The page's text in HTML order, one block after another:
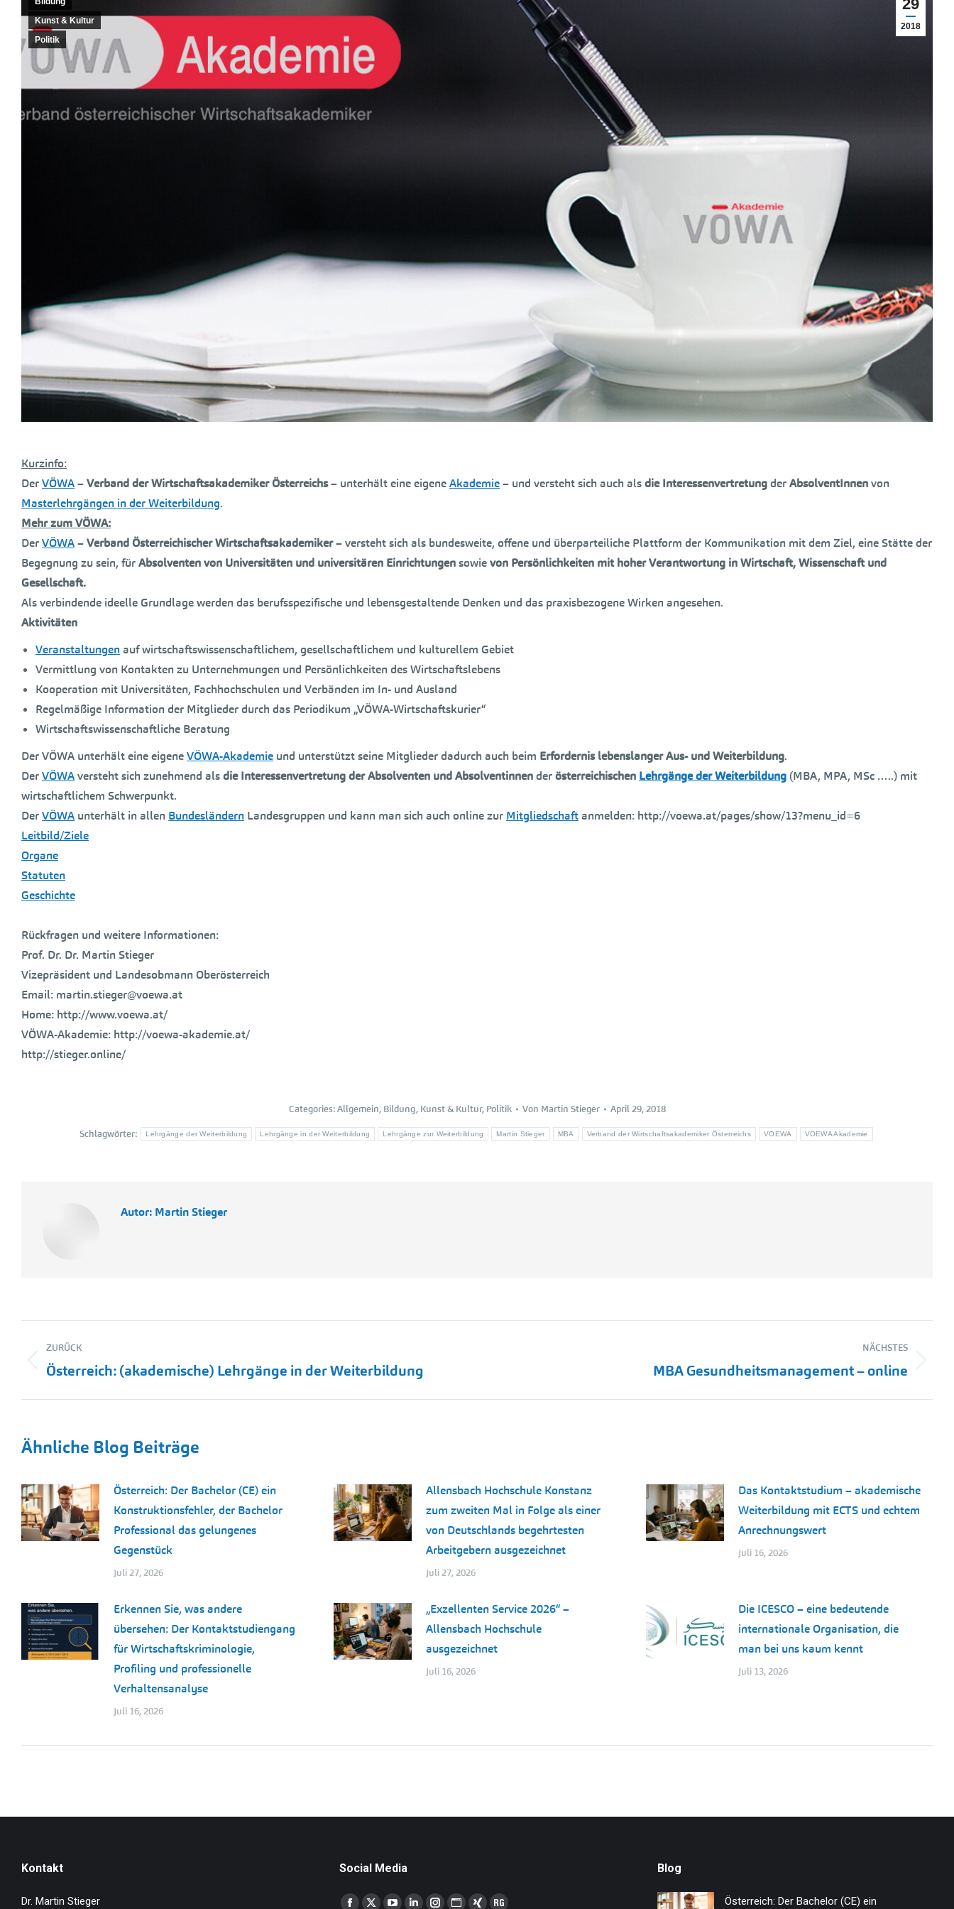
29
2018
Kunst & Kultur
Politik
Kurzinfo:
DerVÖWA–Verband der Wirtschaftsakademiker Österreichs– unterhält eine eigeneAkademie– und versteht sich auch alsdie InteressenvertretungderAbsolventInnenvon
Masterlehrgängen in der Weiterbildung.
Mehr zum VÖWA:
DerVÖWA–Verband Österreichischer Wirtschaftsakademiker– versteht sich als bundesweite, offene und überparteiliche Plattform der Kommunikation mit dem Ziel, eine Stätte der
Begegnung zu sein, fürAbsolventen von Universitäten und universitären Einrichtungensowievon Persönlichkeiten mit hoher Verantwortung in Wirtschaft, Wissenschaft und
Gesellschaft.
Als verbindende ideelle Grundlage werden das berufsspezifische und lebensgestaltende Denken und das praxisbezogene Wirken angesehen.
Aktivitäten
Veranstaltungenauf wirtschaftswissenschaftlichem, gesellschaftlichem und kulturellem Gebiet
Vermittlung von Kontakten zu Unternehmungen und Persönlichkeiten des Wirtschaftslebens
Kooperation mit Universitäten, Fachhochschulen und Verbänden im In- und Ausland
Regelmäßige Information der Mitglieder durch das Periodikum „VÖWA-Wirtschaftskurier“
Wirtschaftswissenschaftliche Beratung
Der VÖWA unterhält eine eigeneVÖWA-Akademie und unterstützt seine Mitglieder dadurch auch beim Erfordernis lebenslanger Aus- und Weiterbildung.
DerVÖWAversteht sich zunehmend alsdie Interessenvertretung der Absolventen und Absolventinnenderösterreichischen Lehrgänge der Weiterbildung (MBA, MPA, MSc …..) mit
wirtschaftlichem Schwerpunkt.
DerVÖWA unterhält in allen Bundesländern Landesgruppen und kann man sich auch online zur Mitgliedschaftanmelden: http://voewa.at/pages/show/13?menu_id=6
Leitbild/Ziele
Organe
Statuten
Geschichte
Rückfragen und weitere Informationen:
Prof. Dr. Dr. Martin Stieger
Vizepräsident und Landesobmann Oberösterreich
Email: martin.stieger@voewa.at
Home: http://www.voewa.at/
VÖWA-Akademie: http://voewa-akademie.at/
http://stieger.online/
Categories:Allgemein, Bildung, Kunst & Kultur, Politik Von Martin Stieger April 29, 2018
Schlagwörter: Lehrgänge der Weiterbildung Lehrgänge in der Weiterbildung Lehrgänge zur Weiterbildung Martin Stieger MBA Verband der Wirtschaftsakademiker Österreichs VOEWA VOEWA Akademie
Autor: Martin Stieger
Kommentarnavigation
ZURÜCK
Vorheriger
Österreich: (akademische) Lehrgänge in der Weiterbildung
NÄCHSTES
MBA Gesundheitsmanagement – online
Ähnliche Blog Beiträge
Österreich: Der Bachelor (CE) ein
Konstruktionsfehler, der Bachelor
Professional das gelungenes
Gegenstück
Juli 27, 2026
Allensbach Hochschule Konstanz
zum zweiten Mal in Folge als einer
von Deutschlands begehrtesten
Arbeitgebern ausgezeichnet
Juli 27, 2026
Das Kontaktstudium – akademische
Weiterbildung mit ECTS und echtem
Anrechnungswert
Juli 16, 2026
Erkennen Sie, was andere
übersehen: Der Kontaktstudiengang
für Wirtschaftskriminologie,
Profiling und professionelle
Verhaltensanalyse
Juli 16, 2026
„Exzellenten Service 2026“ –
Allensbach Hochschule
ausgezeichnet
Juli 16, 2026
Die ICESCO – eine bedeutende
internationale Organisation, die
man bei uns kaum kennt
Juli 13, 2026
Kontakt
Dr. Martin Stieger
Social Media
Finden Sie uns auf:
Blog
Österreich: Der Bachelor (CE) ein